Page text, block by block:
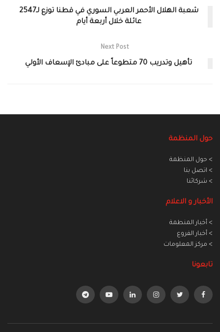
شعبة الهلال الأحمر العربي السوري في قطنا توزع لـ2547
عائلة خلال أربعة أيام
Next Post
تأهيل وتدريب 70 متطوعاً على مبادئ الإسعاف الأولي
حول المنظمة
> حول المنظمة
> اتصل بنا
> شركائنا
الأخبار و الاعلام
> أخبار المنطمة
> أخبار الفروع
> مركز المعلومات
تابعونا